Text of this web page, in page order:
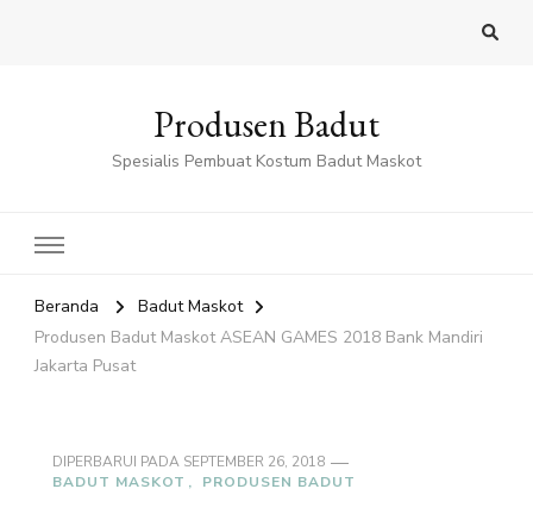
Produsen Badut
Spesialis Pembuat Kostum Badut Maskot
Beranda
Badut Maskot
Produsen Badut Maskot ASEAN GAMES 2018 Bank Mandiri
Jakarta Pusat
DIPERBARUI PADA SEPTEMBER 26, 2018
BADUT MASKOT
PRODUSEN BADUT